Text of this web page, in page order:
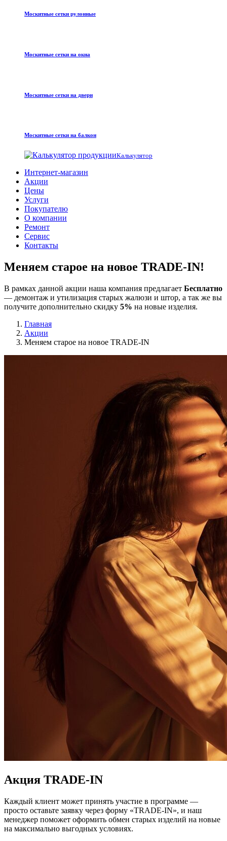
Москитные сетки рулонные
Москитные сетки на окна
Москитные сетки на двери
Москитные сетки на балкон
Калькулятор
Интернет-магазин
Акции
Цены
Услуги
Покупателю
О компании
Ремонт
Сервис
Контакты
Меняем старое на новое TRADE-IN!
В рамках данной акции наша компания предлагает Бесплатно
— демонтаж и утилизация старых жалюзи и штор, а так же вы
получите дополнительно скидку 5% на новые изделия.
Главная
Акции
Меняем старое на новое TRADE-IN
Акция TRADE-IN
Каждый клиент может принять участие в программе —
просто оставьте заявку через форму «TRADE-IN», и наш
менеджер поможет оформить обмен старых изделий на новые
на максимально выгодных условиях.